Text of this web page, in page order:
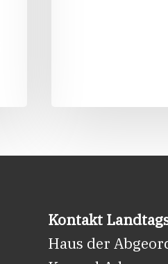
Kontakt
Haus der